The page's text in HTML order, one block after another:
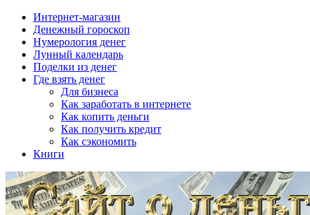
Интернет-магазин
Денежный гороскоп
Нумерология денег
Лунный календарь
Поделки из денег
Где взять денег
Для бизнеса
Как заработать в интернете
Как копить деньги
Как получить кредит
Как сэкономить
Книги